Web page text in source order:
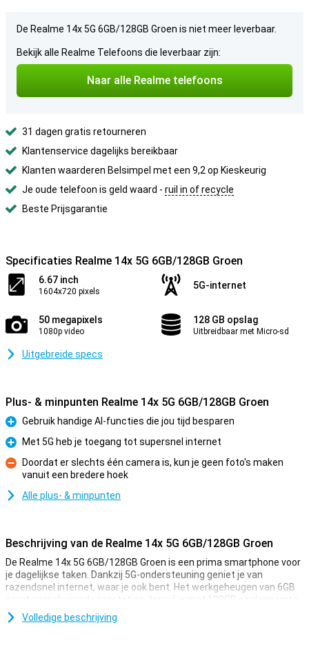
De Realme 14x 5G 6GB/128GB Groen is niet meer leverbaar.
Bekijk alle Realme Telefoons die leverbaar zijn:
Naar alle Realme telefoons
31 dagen gratis retourneren
Klantenservice dagelijks bereikbaar
Klanten waarderen Belsimpel met een 9,2 op Kieskeurig
Je oude telefoon is geld waard - ruil in of recycle
Beste Prijsgarantie
Specificaties Realme 14x 5G 6GB/128GB Groen
6.67 inch
1604x720 pixels
5G-internet
50 megapixels
1080p video
128 GB opslag
Uitbreidbaar met Micro-sd
Uitgebreide specs
Plus- & minpunten Realme 14x 5G 6GB/128GB Groen
Pluspunt
Gebruik handige AI-functies die jou tijd besparen
Pluspunt
Met 5G heb je toegang tot supersnel internet
Minpunt
Doordat er slechts één camera is, kun je geen foto's maken
vanuit een bredere hoek
Alle plus- & minpunten
Beschrijving van de Realme 14x 5G 6GB/128GB Groen
De Realme 14x 5G 6GB/128GB Groen is een prima smartphone voor
je dagelijkse taken. Dankzij 5G-ondersteuning geniet je van
razendsnel internet, waar je ook bent. Het werkgeheugen van 6GB
zorgt voor vloeiende prestaties, terwijl je met 128GB opslagruimte
genoeg plek hebt voor al je apps, foto's en video's. Het 6.67 inch
display biedt scherpe beelden, ideaal voor streamen en gamen.
Volledige beschrijving